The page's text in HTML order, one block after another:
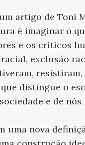
artigo de Toni
é imaginar o
e os críticos
exclusão
distingue o
e de nós
nova